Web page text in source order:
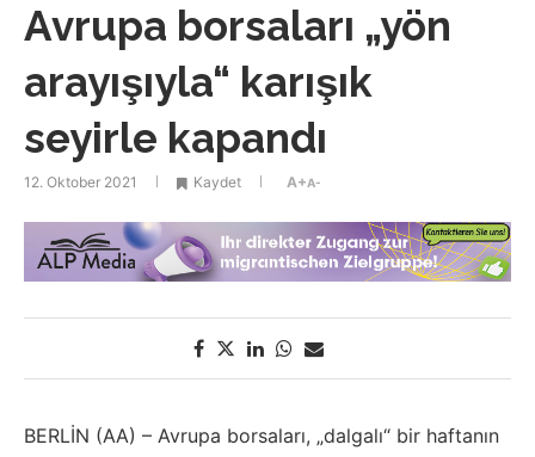
Avrupa borsaları „yön
arayışıyla“ karışık
seyirle kapandı
12. Oktober 2021 Kaydet A+A-
BERLİN (AA) – Avrupa borsaları, „dalgalı“ bir haftanın